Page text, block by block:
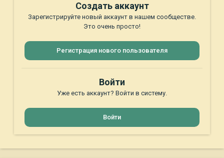
Создать аккаунт
Зарегистрируйте новый аккаунт в нашем сообществе.
Это очень просто!
Регистрация нового пользователя
Войти
Уже есть аккаунт? Войти в систему.
Войти